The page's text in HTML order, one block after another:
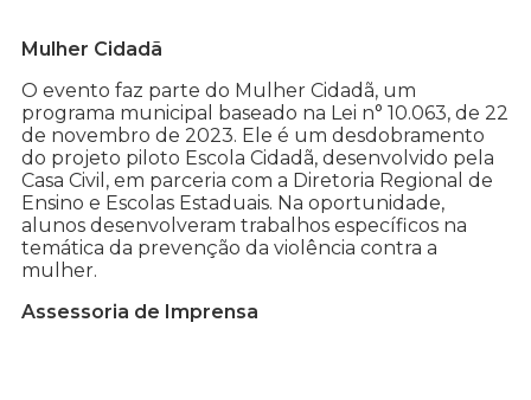
Mulher Cidadã
O evento faz parte do Mulher Cidadã, um
programa municipal baseado na Lei n° 10.063, de 22
de novembro de 2023. Ele é um desdobramento
do projeto piloto Escola Cidadã, desenvolvido pela
Casa Civil, em parceria com a Diretoria Regional de
Ensino e Escolas Estaduais. Na oportunidade,
alunos desenvolveram trabalhos específicos na
temática da prevenção da violência contra a
mulher.
Assessoria de Imprensa